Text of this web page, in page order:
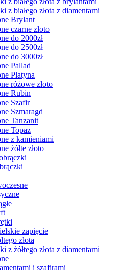
z białego złota z diamentami
Brylant
czarne złoto
do 2000zł
do 2500zł
do 3000zł
Pallad
Platyna
różowe złoto
Rubin
Szafir
Szmaragd
Tanzanit
Topaz
z kamieniami
żółte złoto
zapięcie
złota
z żółtego złota z diamentami
i szafirami